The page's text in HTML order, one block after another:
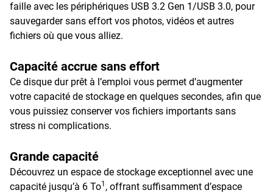
faille avec les périphériques USB 3.2 Gen 1/USB 3.0, pour
sauvegarder sans effort vos photos, vidéos et autres
fichiers où que vous alliez.
Capacité accrue sans effort
Ce disque dur prêt à l’emploi vous permet d’augmenter
votre capacité de stockage en quelques secondes, afin que
vous puissiez conserver vos fichiers importants sans
stress ni complications.
Grande capacité
Découvrez un espace de stockage exceptionnel avec une
capacité jusqu’à 6 To1 , offrant suffisamment d’espace